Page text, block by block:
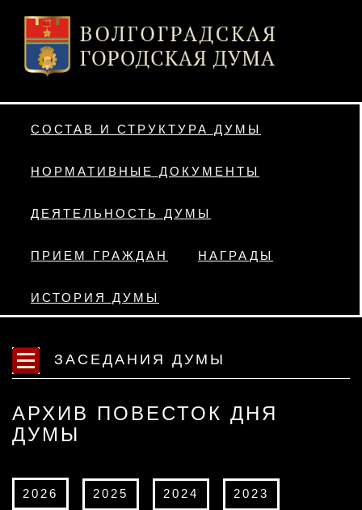
СОСТАВ И СТРУКТУРА ДУМЫ
НОРМАТИВНЫЕ ДОКУМЕНТЫ
ДЕЯТЕЛЬНОСТЬ ДУМЫ
ПРИЕМ ГРАЖДАН НАГРАДЫ
ИСТОРИЯ ДУМЫ
ЗАСЕДАНИЯ ДУМЫ
АРХИВ ПОВЕСТОК ДНЯ
ДУМЫ
2026 2025 2024 2023